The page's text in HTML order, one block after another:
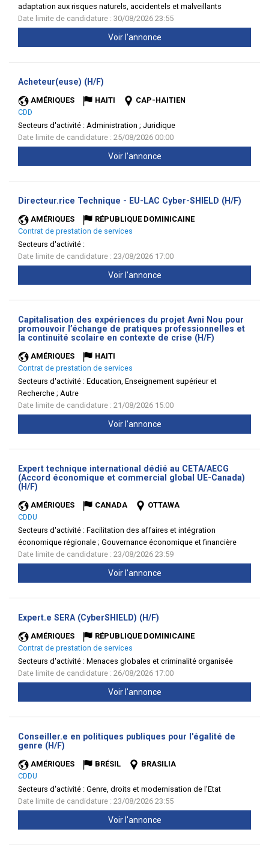
adaptation aux risques naturels, accidentels et malveillants
Date limite de candidature : 30/08/2026 23:55
Voir l'annonce
Acheteur(euse) (H/F)
AMÉRIQUES HAITI
CAP-HAITIEN
CDD
Secteurs d'activité : Administration ; Juridique
Date limite de candidature : 25/08/2026 00:00
Voir l'annonce
Directeur.rice Technique - EU-LAC Cyber-SHIELD (H/F)
AMÉRIQUES
RÉPUBLIQUE DOMINICAINE
Contrat de prestation de services
Secteurs d'activité :
Date limite de candidature : 23/08/2026 17:00
Voir l'annonce
Capitalisation des expériences du projet Avni Nou pour
promouvoir l’échange de pratiques professionnelles et
la continuité scolaire en contexte de crise (H/F)
AMÉRIQUES
HAITI
Contrat de prestation de services
Secteurs d'activité : Education, Enseignement supérieur et
Recherche ; Autre
Date limite de candidature : 21/08/2026 15:00
Voir l'annonce
Expert technique international dédié au CETA/AECG
(Accord économique et commercial global UE-Canada)
(H/F)
AMÉRIQUES CANADA
OTTAWA
CDDU
Secteurs d'activité : Facilitation des affaires et intégration
économique régionale ; Gouvernance économique et financière
Date limite de candidature : 23/08/2026 23:59
Voir l'annonce
Expert.e SERA (CyberSHIELD) (H/F)
AMÉRIQUES
RÉPUBLIQUE DOMINICAINE
Contrat de prestation de services
Secteurs d'activité : Menaces globales et criminalité organisée
Date limite de candidature : 26/08/2026 17:00
Voir l'annonce
Conseiller.e en politiques publiques pour l'égalité de
genre (H/F)
AMÉRIQUES BRÉSIL
BRASILIA
CDDU
Secteurs d'activité : Genre, droits et modernisation de l'Etat
Date limite de candidature : 23/08/2026 23:55
Voir l'annonce